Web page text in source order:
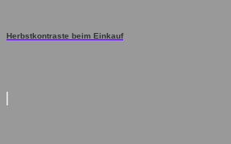
Herbstkontraste beim Einkauf